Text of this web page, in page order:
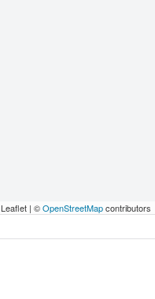
Leaflet | ©OpenStreetMapcontributors